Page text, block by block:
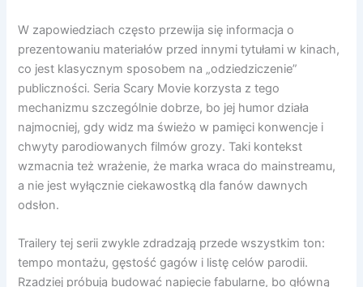
W zapowiedziach często przewija się informacja o
prezentowaniu materiałów przed innymi tytułami w kinach,
co jest klasycznym sposobem na „odziedziczenie”
publiczności. Seria Scary Movie korzysta z tego
mechanizmu szczególnie dobrze, bo jej humor działa
najmocniej, gdy widz ma świeżo w pamięci konwencje i
chwyty parodiowanych filmów grozy. Taki kontekst
wzmacnia też wrażenie, że marka wraca do mainstreamu,
a nie jest wyłącznie ciekawostką dla fanów dawnych
odsłon.
Trailery tej serii zwykle zdradzają przede wszystkim ton:
tempo montażu, gęstość gagów i listę celów parodii.
Rzadziej próbują budować napięcie fabularne, bo główną